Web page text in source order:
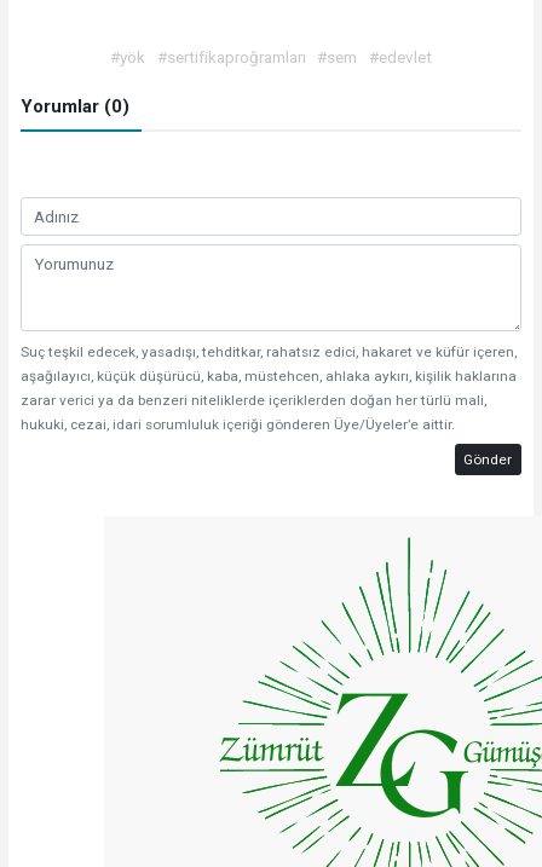
#yök #sertifikaproğramları #sem #edevlet
Yorumlar (0)
Suç teşkil edecek, yasadışı, tehditkar, rahatsız edici, hakaret ve küfür içeren,
aşağılayıcı, küçük düşürücü, kaba, müstehcen, ahlaka aykırı, kişilik haklarına
zarar verici ya da benzeri niteliklerde içeriklerden doğan her türlü mali,
hukuki, cezai, idari sorumluluk içeriği gönderen Üye/Üyeler’e aittir.
Gönder